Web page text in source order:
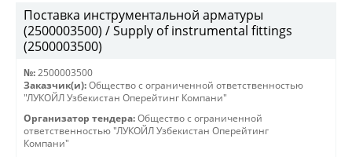
Поставка инструментальной арматуры
(2500003500) / Supply of instrumental fittings
(2500003500)
№: 2500003500
Заказчик(и): Общество с ограниченной ответственностью
"ЛУКОЙЛ Узбекистан Оперейтинг Компани"
Организатор тендера: Общество с ограниченной
ответственностью "ЛУКОЙЛ Узбекистан Оперейтинг
Компани"